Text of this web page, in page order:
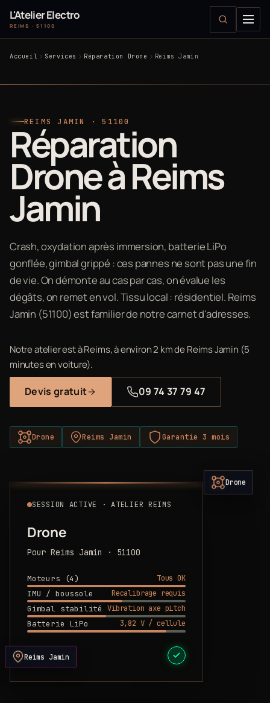
L'Atelier Electro
REIMS · 51100
Accueil Services Réparation Drone Reims Jamin
REIMS JAMIN · 51100
Réparation
Drone à Reims
Jamin
Crash, oxydation après immersion, batterie LiPo
gonflée, gimbal grippé : ces pannes ne sont pas une fin
de vie. On démonte au cas par cas, on évalue les
dégâts, on remet en vol. Tissu local : résidentiel. Reims
Jamin (51100) est familier de notre carnet d'adresses.
Notre atelier est à Reims, à environ 2 km de Reims Jamin (5
minutes en voiture).
Devis gratuit 09 74 37 79 47
Drone Reims Jamin Garantie 3 mois
SESSION ACTIVE · ATELIER REIMS
Drone
Pour Reims Jamin · 51100
Moteurs (4)
Tous OK
IMU / boussole
Recalibrage requis
Gimbal stabilité Vibration axe pitch
Batterie LiPo
3,82 V / cellule
DEVIS PRÊT
Drone
Reims Jamin